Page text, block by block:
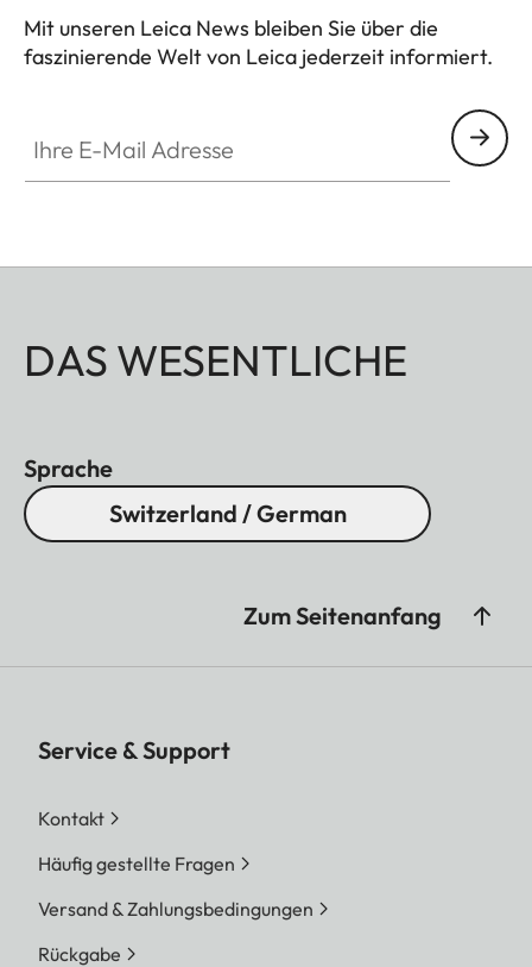
Mit unseren Leica News bleiben Sie über die
faszinierende Welt von Leica jederzeit informiert.
DAS WESENTLICHE
Sprache
Switzerland / German
Zum Seitenanfang
Service & Support
Kontakt
Häufig gestellte Fragen
Versand & Zahlungsbedingungen
Rückgabe